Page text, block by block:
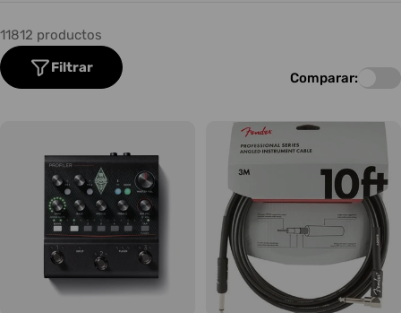
11812 productos
Filtrar
Comparar: